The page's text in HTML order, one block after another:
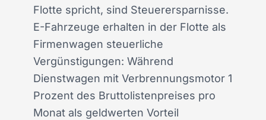
Flotte spricht, sind Steuerersparnisse.
E-Fahrzeuge erhalten in der Flotte als
Firmenwagen steuerliche
Vergünstigungen: Während
Dienstwagen mit Verbrennungsmotor 1
Prozent des Bruttolistenpreises pro
Monat als geldwerten Vorteil